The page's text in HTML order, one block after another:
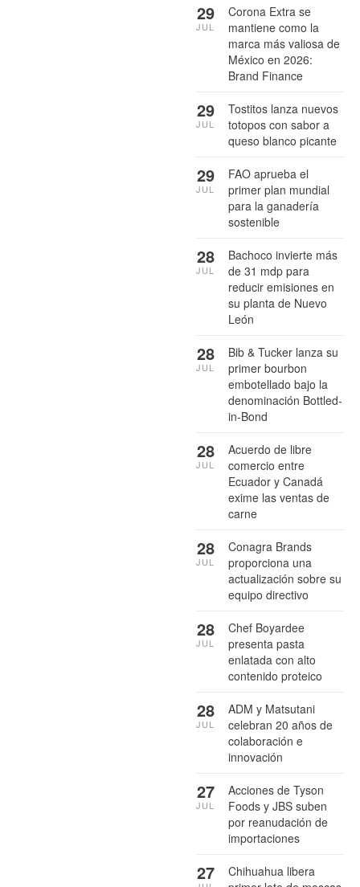
Corona Extra se
mantiene como la
marca más valiosa de
México en 2026:
Brand Finance
29
JUL
Tostitos lanza nuevos
totopos con sabor a
queso blanco picante
29
JUL
FAO aprueba el
primer plan mundial
para la ganadería
sostenible
29
JUL
Bachoco invierte más
de 31 mdp para
reducir emisiones en
su planta de Nuevo
León
28
JUL
Bib & Tucker lanza su
primer bourbon
embotellado bajo la
denominación Bottled-
in-Bond
28
JUL
Acuerdo de libre
comercio entre
Ecuador y Canadá
exime las ventas de
carne
28
JUL
Conagra Brands
proporciona una
actualización sobre su
equipo directivo
28
JUL
Chef Boyardee
presenta pasta
enlatada con alto
contenido proteico
28
JUL
ADM y Matsutani
celebran 20 años de
colaboración e
innovación
28
JUL
Acciones de Tyson
Foods y JBS suben
por reanudación de
importaciones
27
JUL
Chihuahua libera
27